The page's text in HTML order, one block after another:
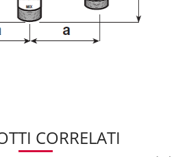
CORRELATI